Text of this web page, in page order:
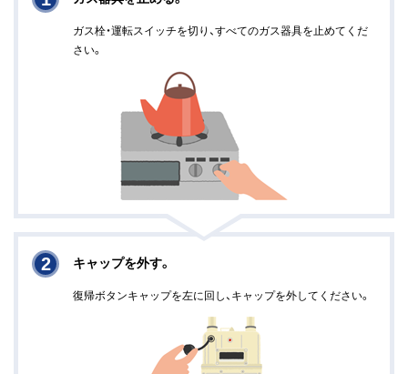
ガス栓・運転スイッチを切り、すべてのガス器具を止めてくだ
さい。
2 キャップを外す。
復帰ボタンキャップを左に回し、キャップを外してください。